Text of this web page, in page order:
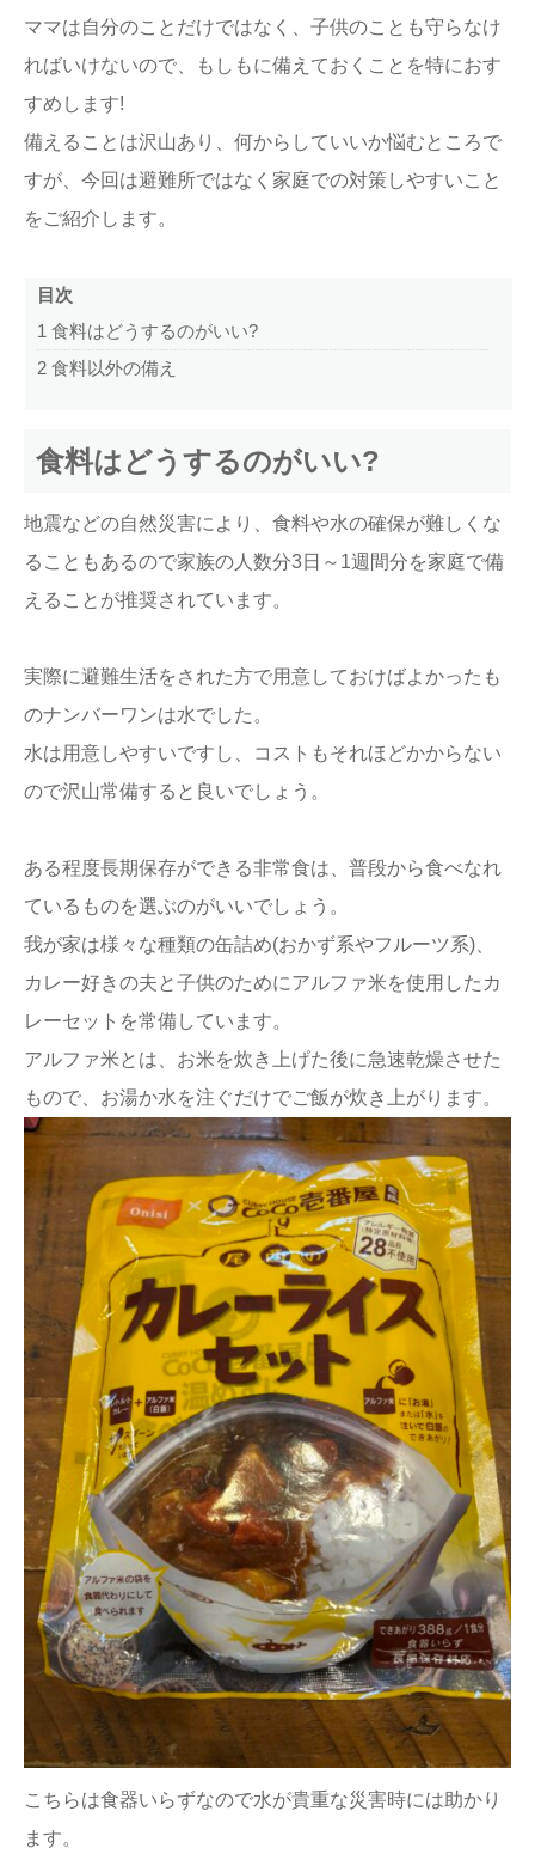
ママは自分のことだけではなく、子供のことも守らなけ
ればいけないので、もしもに備えておくことを特におす
すめします!
備えることは沢山あり、何からしていいか悩むところで
すが、今回は避難所ではなく家庭での対策しやすいこと
をご紹介します。
目次
1 食料はどうするのがいい?
2 食料以外の備え
食料はどうするのがいい?
地震などの自然災害により、食料や水の確保が難しくな
ることもあるので家族の人数分3日～1週間分を家庭で備
えることが推奨されています。
実際に避難生活をされた方で用意しておけばよかったも
のナンバーワンは水でした。
水は用意しやすいですし、コストもそれほどかからない
ので沢山常備すると良いでしょう。
ある程度長期保存ができる非常食は、普段から食べなれ
ているものを選ぶのがいいでしょう。
我が家は様々な種類の缶詰め(おかず系やフルーツ系)、
カレー好きの夫と子供のためにアルファ米を使用したカ
レーセットを常備しています。
アルファ米とは、お米を炊き上げた後に急速乾燥させた
もので、お湯か水を注ぐだけでご飯が炊き上がります。
こちらは食器いらずなので水が貴重な災害時には助かり
ます。